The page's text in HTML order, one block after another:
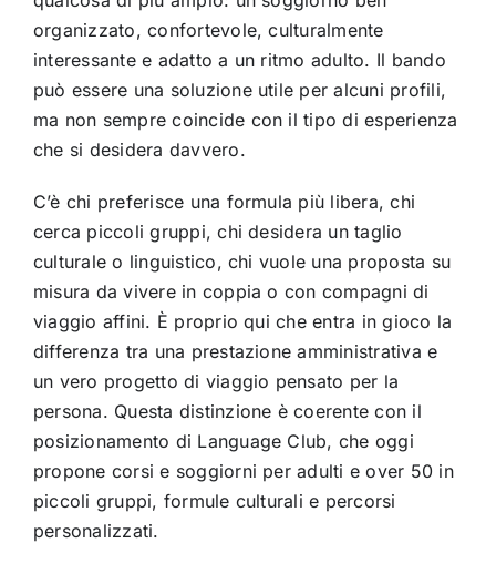
organizzato, confortevole, culturalmente
interessante e adatto a un ritmo adulto. Il bando
può essere una soluzione utile per alcuni profili,
ma non sempre coincide con il tipo di esperienza
che si desidera davvero.
C’è chi preferisce una formula più libera, chi
cerca piccoli gruppi, chi desidera un taglio
culturale o linguistico, chi vuole una proposta su
misura da vivere in coppia o con compagni di
viaggio affini. È proprio qui che entra in gioco la
differenza tra una prestazione amministrativa e
un vero progetto di viaggio pensato per la
persona. Questa distinzione è coerente con il
posizionamento di Language Club, che oggi
propone corsi e soggiorni per adulti e over 50 in
piccoli gruppi, formule culturali e percorsi
personalizzati.